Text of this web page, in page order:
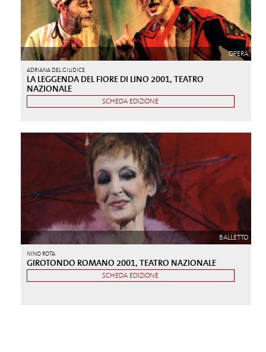
OPERA
ADRIANA DEL GIUDICE
LA LEGGENDA DEL FIORE DI LINO 2001, TEATRO
NAZIONALE
SCHEDA EDIZIONE
BALLETTO
NINO ROTA
GIROTONDO ROMANO 2001, TEATRO NAZIONALE
SCHEDA EDIZIONE